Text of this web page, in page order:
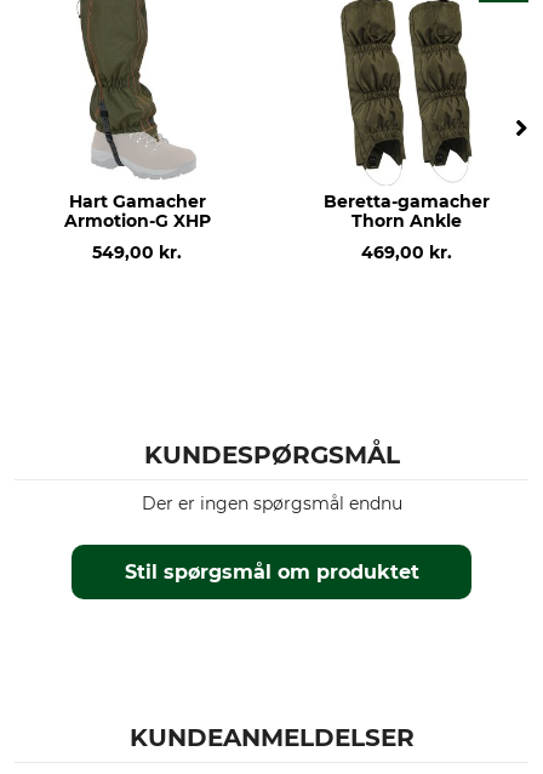
Hart Gamacher
Armotion-G XHP
549,00 kr.
Beretta-gamacher
Thorn Ankle
469,00 kr.
KUNDESPØRGSMÅL
Stil spørgsmål om produktet
Der er ingen spørgsmål endnu
KUNDEANMELDELSER